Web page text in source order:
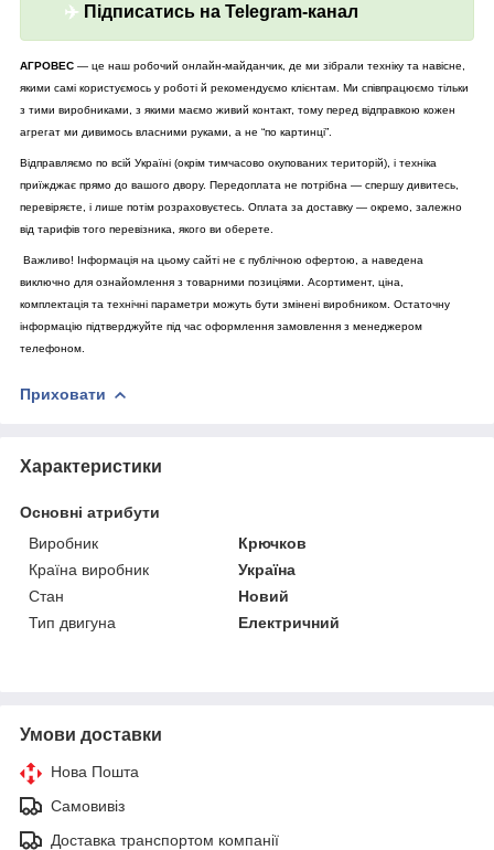
✈️ Підписатись на Telegram-канал
АГРОВЕС — це наш робочий онлайн-майданчик, де ми зібрали техніку та навісне,
якими самі користуємось у роботі й рекомендуємо клієнтам. Ми співпрацюємо тільки
з тими виробниками, з якими маємо живий контакт, тому перед відправкою кожен
агрегат ми дивимось власними руками, а не “по картинці”.
Відправляємо по всій Україні (окрім тимчасово окупованих територій), і техніка
приїжджає прямо до вашого двору. Передоплата не потрібна — спершу дивитесь,
перевіряєте, і лише потім розраховуєтесь. Оплата за доставку — окремо, залежно
від тарифів того перевізника, якого ви оберете.
Важливо! Інформація на цьому сайті не є публічною офертою, а наведена
виключно для ознайомлення з товарними позиціями. Асортимент, ціна,
комплектація та технічні параметри можуть бути змінені виробником. Остаточну
інформацію підтверджуйте під час оформлення замовлення з менеджером
телефоном.
Приховати
Характеристики
Основні атрибути
Виробник
Крючков
Країна виробник
Україна
Стан
Новий
Тип двигуна
Електричний
Умови доставки
Нова Пошта
Самовивіз
Доставка транспортом компанії